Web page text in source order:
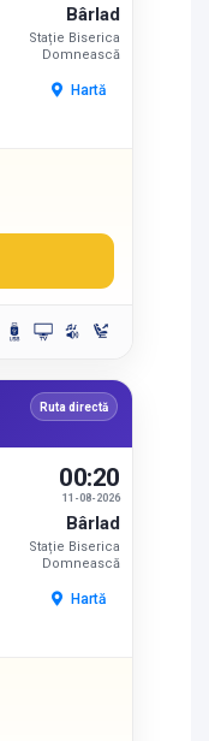
Bârlad
Stație Biserica
Domnească
Hartă
Ruta directă
11-08-2026
00:20
Bârlad
Stație Biserica
Domnească
Hartă